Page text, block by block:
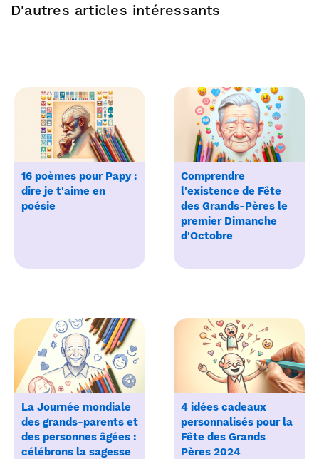
D'autres articles intéressants
16 poèmes pour Papy :
dire je t'aime en
poésie
Comprendre
l'existence de Fête
des Grands-Pères le
premier Dimanche
d'Octobre
La Journée mondiale
des grands-parents et
des personnes âgées :
célébrons la sagesse
4 idées cadeaux
personnalisés pour la
Fête des Grands
Pères 2024